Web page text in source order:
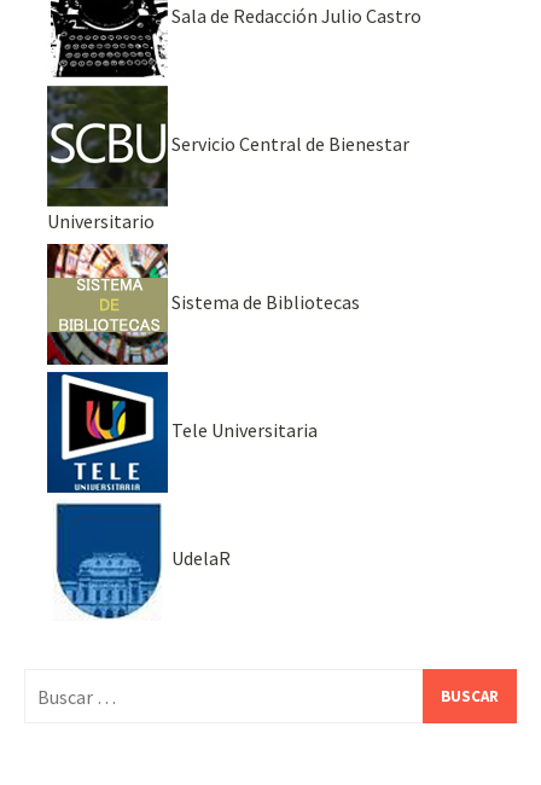
Sala de Redacción Julio Castro
Servicio Central de Bienestar
Universitario
Sistema de Bibliotecas
Tele Universitaria
UdelaR